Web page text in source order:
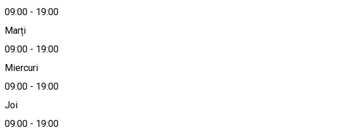
09:00 - 19:00
Marți
09:00 - 19:00
Miercuri
09:00 - 19:00
Joi
09:00 - 19:00
Hartă